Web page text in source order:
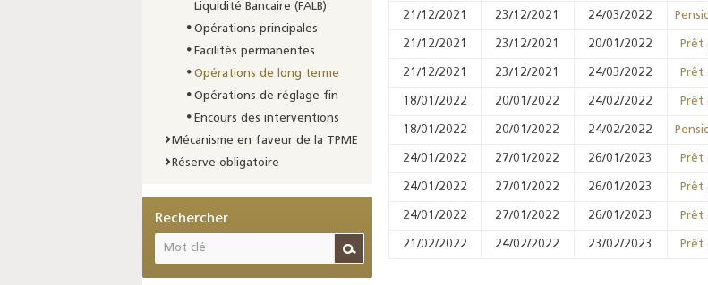
21/12/2021 23/12/2021 24/03/2022
21/12/2021 23/12/2021 20/01/2022 Prêt
21/12/2021 23/12/2021 24/03/2022 Prêt
18/01/2022 20/01/2022 24/02/2022 Prêt
18/01/2022 20/01/2022 24/02/2022
24/01/2022 27/01/2022 26/01/2023 Prêt
24/01/2022 27/01/2022 26/01/2023 Prêt
24/01/2022 27/01/2022 26/01/2023 Prêt
21/02/2022 24/02/2022 23/02/2023 Prêt
Liquidité Bancaire (FALB)
Opérations principales
Facilités permanentes
Opérations de long terme
Opérations de réglage fin
Encours des interventions
Mécanisme en faveur de la TPME
Réserve obligatoire
Rechercher